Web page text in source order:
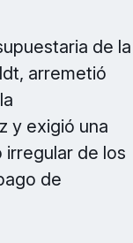
de la
arremetió
y exigió una
de los
de